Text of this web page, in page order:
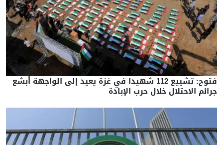
فتوح: تشييع 112 شهيدا في غزة يعيد إلى الواجهة أبشع
جرائم الاحتلال خلال حرب الإبادة